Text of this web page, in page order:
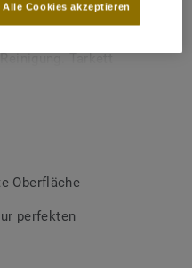
sorgen für eine
Tarkett
den Varianten Uni und
Durch die Verwendung
besondere
Oberfläche
perfekten
Alle Cookies akzeptieren